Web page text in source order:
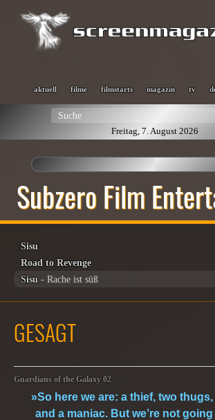
aktuell filme filmstarts magazin tv
Freitag, 7. August 2026
Subzero Film
Sisu
Road to Revenge
Sisu - Rache ist süß
GESAGT
Guardians of the Galaxy 02
»So here we are: a thief, two
and a maniac. But we’re not